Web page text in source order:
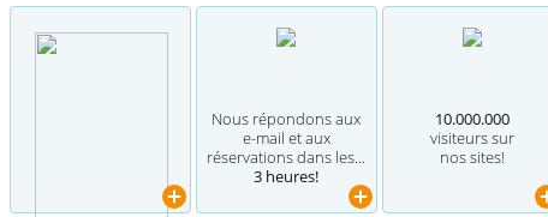
Nous répondons aux
e-mail et aux
réservations dans les...
3 heures!
10.000.000
visiteurs sur
nos sites!